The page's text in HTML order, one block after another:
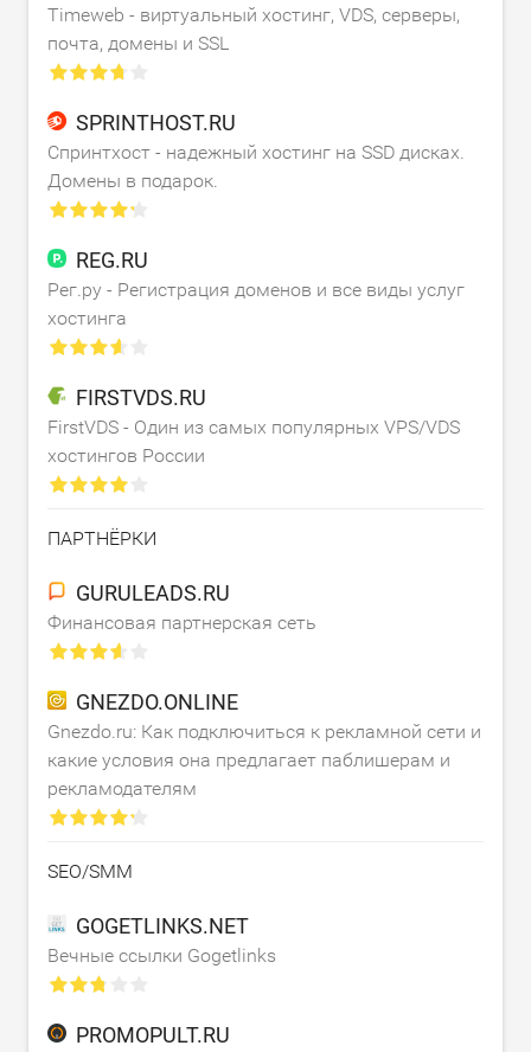
Timeweb - виртуальный хостинг, VDS, серверы,
почта, домены и SSL
SPRINTHOST.RU
Спринтхост - надежный хостинг на SSD дисках.
Домены в подарок.
REG.RU
Рег.ру - Регистрация доменов и все виды услуг
хостинга
FIRSTVDS.RU
FirstVDS - Один из самых популярных VPS/VDS
хостингов России
ПАРТНЁРКИ
GURULEADS.RU
Финансовая партнерская сеть
GNEZDO.ONLINE
Gnezdo.ru: Как подключиться к рекламной сети и
какие условия она предлагает паблишерам и
рекламодателям
SEO/SMM
GOGETLINKS.NET
Вечные ссылки Gogetlinks
PROMOPULT.RU